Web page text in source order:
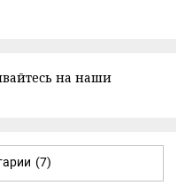
на наши
(7)